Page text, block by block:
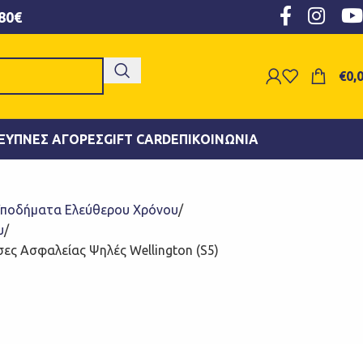
€
ΑΓΟΡΈΣGIFT CARDΕΠΙΚΟΙΝΩΝΊΑ
Ελεύθερου Χρόνου
Ασφαλείας Ψηλές Wellington (S5)